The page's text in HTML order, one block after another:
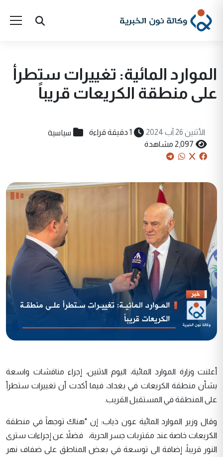
الموارد المائية: تغييرات ستطرأ
على منطقة الكريعات قريباً
الأثنين 26 آب 2024 1 دقيقة قراءة سياسية
2,097 مشاهدة
أعلنت وزارة الموارد المائية، اليوم الاثنين، إجراء مناقشات واسعة
بشأن منطقة الكريعات في بغداد، فيما أكدت أن تغييرات ستطرأ
على المنطقة في المستقبل القريب.
وقال وزير الموارد المائية عون ذياب: إن "هناك توجهاً في منطقة
الكريعات خاصة عند مقتربات جسر الحرية، فضلاً عن إجراءات سترى
النور قريباً، إضافة الى توسعة في بعض المناطق على ضفاف نهر